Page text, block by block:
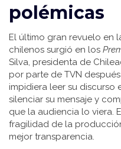
polémicas
El último gran revuelo en
chilenos surgió en los
Silva, presidenta de
por parte de TVN
impidiera leer su discurso
silenciar su mensaje y
que la audiencia lo viera.
fragilidad de la
mejor transparencia.